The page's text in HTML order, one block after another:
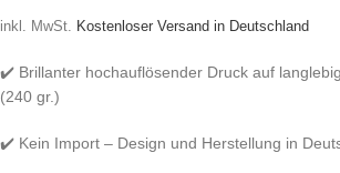
inkl. MwSt. Kostenloser Versand in Deutschland
✔️ Brillanter hochauflösender Druck auf
(240 gr.)
✔️ Kein Import – Design und Herstellung in